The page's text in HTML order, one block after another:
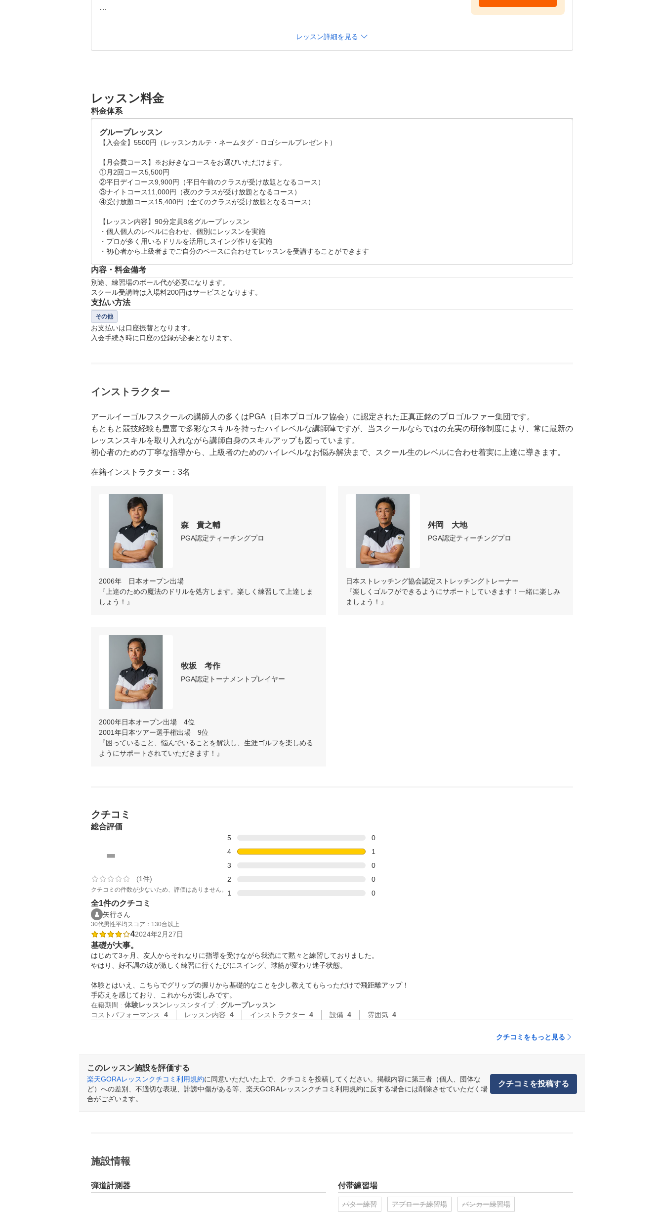
ゴルフの悩みをお伺いしながら、スイング診断や修正方法について指導させていただきます。
※受講経験がある方はご利用いただけませんのでご了承ください。
【レッスンスケジュール】
◯水曜日　9:30-11:00  11:30-13:00（90分定員8名）
◯金曜日　9:30-11:00  11:30-13:00  （90分定員8名）
◯土曜日　18:00-19:00 19:00-20:00（60分定員5名）
◯日曜日　18:00-19:00 19:00-20:00（60分定員5名）
レッスン詳細を見る
レッスン料金
料金体系
グループレッスン
【入会金】5500円（レッスンカルテ・ネームタグ・ロゴシールプレゼント）
【月会費コース】※お好きなコースをお選びいただけます。
①月2回コース5,500円
②平日デイコース9,900円（平日午前のクラスが受け放題となるコース）
③ナイトコース11,000円（夜のクラスが受け放題となるコース）
④受け放題コース15,400円（全てのクラスが受け放題となるコース）
【レッスン内容】90分定員8名グループレッスン
・個人個人のレベルに合わせ、個別にレッスンを実施
・プロが多く用いるドリルを活用しスイング作りを実施
・初心者から上級者までご自分のペースに合わせてレッスンを受講することができます
内容・料金備考
別途、練習場のボール代が必要になります。
スクール受講時は入場料200円はサービスとなります。
支払い方法
その他
お支払いは口座振替となります。
入会手続き時に口座の登録が必要となります。
インストラクター
アールイーゴルフスクールの講師人の多くはPGA（日本プロゴルフ協会）に認定された正真正銘のプロゴルファー集団です。
もともと競技経験も豊富で多彩なスキルを持ったハイレベルな講師陣ですが、当スクールならではの充実の研修制度により、常に最新の
レッスンスキルを取り入れながら講師自身のスキルアップも図っています。
初心者のための丁寧な指導から、上級者のためのハイレベルなお悩み解決まで、スクール生のレベルに合わせ着実に上達に導きます。
在籍インストラクター：3名
森　貴之輔
PGA認定ティーチングプロ
2006年　日本オープン出場
『上達のための魔法のドリルを処方します。楽しく練習して上達しま
しょう！』
舛岡　大地
PGA認定ティーチングプロ
日本ストレッチング協会認定ストレッチングトレーナー
『楽しくゴルフができるようにサポートしていきます！一緒に楽しみ
ましょう！』
牧坂　考作
PGA認定トーナメントプレイヤー
2000年日本オープン出場　4位
2001年日本ツアー選手権出場　9位
『困っていること、悩んでいることを解決し、生涯ゴルフを楽しめる
ようにサポートされていただきます！』
クチコミ
総合評価
-
(1件)
クチコミの件数が少ないため、評価はありません。
5
0
4
1
3
0
2
0
1
0
全1件のクチコミ
矢行さん
30代男性平均スコア：130台以上
42024年2月27日
基礎が大事。
はじめて3ヶ月、友人からそれなりに指導を受けながら我流にて黙々と練習しておりました。
やはり、好不調の波が激しく練習に行くたびにスイング、球筋が変わり迷子状態。
体験とはいえ、こちらでグリップの握りから基礎的なことを少し教えてもらっただけで飛距離アップ！
手応えを感じており、これからが楽しみです。
在籍期間 : 体験レッスンレッスンタイプ : グループレッスン
コストパフォーマンス
4 レッスン内容 4 インストラクター 4 設備 4 雰囲気 4
クチコミをもっと見る
このレッスン施設を評価する
楽天GORAレッスンクチコミ利用規約に同意いただいた上で、クチコミを投稿してください。掲載内容に第三者（個人、団体な
ど）への差別、不適切な表現、誹謗中傷がある等、楽天GORAレッスンクチコミ利用規約に反する場合には削除させていただく場
合がございます。
クチコミを投稿する
施設情報
弾道計測器 付帯練習場
パター練習 アプローチ練習場 バンカー練習場